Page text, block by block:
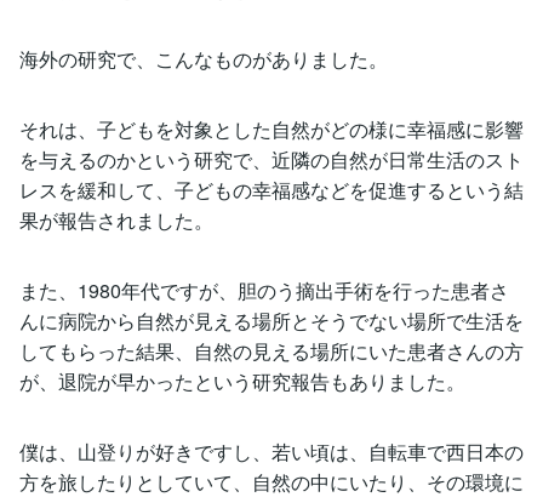
海外の研究で、こんなものがありました。
それは、子どもを対象とした自然がどの様に幸福感に影響
を与えるのかという研究で、近隣の自然が日常生活のスト
レスを緩和して、子どもの幸福感などを促進するという結
果が報告されました。
また、1980年代ですが、胆のう摘出手術を行った患者さ
んに病院から自然が見える場所とそうでない場所で生活を
してもらった結果、自然の見える場所にいた患者さんの方
が、退院が早かったという研究報告もありました。
僕は、山登りが好きですし、若い頃は、自転車で西日本の
方を旅したりとしていて、自然の中にいたり、その環境に